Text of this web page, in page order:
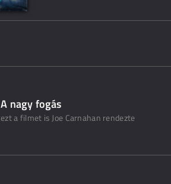
A nagy fogás
ezt a filmet is Joe Carnahan rendezte